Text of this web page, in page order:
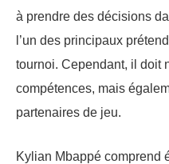
à prendre des décisions
l’un des principaux
tournoi. Cependant, il doit
compétences, mais
partenaires de jeu.
Kylian Mbappé comprend